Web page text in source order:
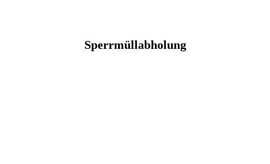
Sperrmüllabholung